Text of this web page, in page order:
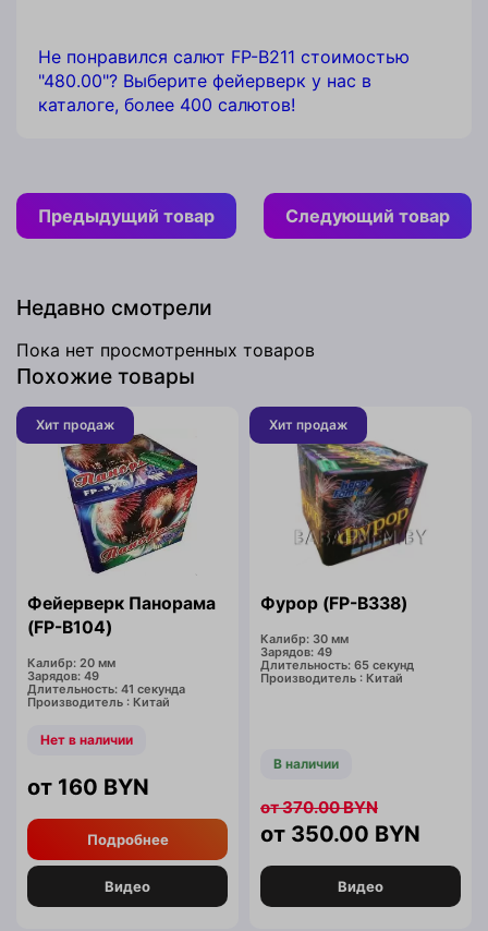
Не понравился салют FP-B211 стоимостью
"480.00"? Выберите фейерверк у нас в
каталоге, более 400 салютов!
Предыдущий товар Следующий товар
Недавно смотрели
Пока нет просмотренных товаров
Похожие товары
Хит продаж
Фейерверк Панорама
(FP-B104)
Калибр: 20 мм
Зарядов: 49
Длительность: 41 секунда
Производитель : Китай
Нет в наличии
160 BYN
Подробнее
Видео
Хит продаж
Фурор (FP-B338)
Калибр: 30 мм
Зарядов: 49
Длительность: 65 секунд
Производитель : Китай
В наличии
350.00 BYN
370.00BYN
Видео